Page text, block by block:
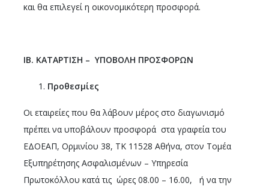
και θα επιλεγεί η οικονομικότερη προσφορά.
ΙΒ. ΚΑΤΑΡΤΙΣΗ – ΥΠΟΒΟΛΗ ΠΡΟΣΦΟΡΩΝ
Προθεσμίες
Οι εταιρείες που θα λάβουν μέρος στο διαγωνισμό
πρέπει να υποβάλουν προσφορά στα γραφεία του
ΕΔΟΕΑΠ, Ορμινίου 38, ΤΚ 11528 Αθήνα, στον Τομέα
Εξυπηρέτησης Ασφαλισμένων – Υπηρεσία
Πρωτοκόλλου κατά τις ώρες 08.00 – 16.00, ή να την